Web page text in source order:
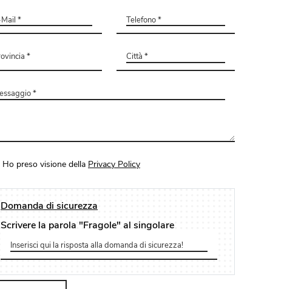
Ho preso visione della Privacy Policy
Domanda di sicurezza
Scrivere la parola "Fragole" al singolare